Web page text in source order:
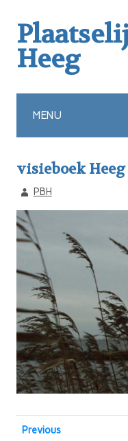
Heeg
MENU
visieboek Heeg
PBH
Previous